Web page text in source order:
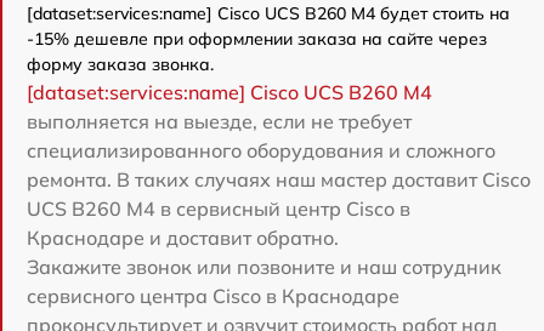
[dataset:services:name] Cisco UCS B260 M4 будет стоить на
-15% дешевле при оформлении заказа на сайте через
форму заказа звонка.
[dataset:services:name] Cisco UCS B260 M4
выполняется на выезде, если не требует
специализированного оборудования и сложного
ремонта. В таких случаях наш мастер доставит Cisco
UCS B260 M4 в сервисный центр Cisco в
Краснодаре и доставит обратно.
Закажите звонок или позвоните и наш сотрудник
сервисного центра Cisco в Краснодаре
проконсультирует и озвучит стоимость работ над